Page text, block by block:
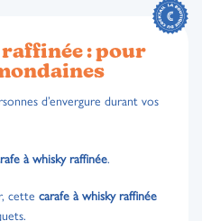
: pour
d’envergure durant vos
à whisky raffinée.
cette carafe à whisky raffinée